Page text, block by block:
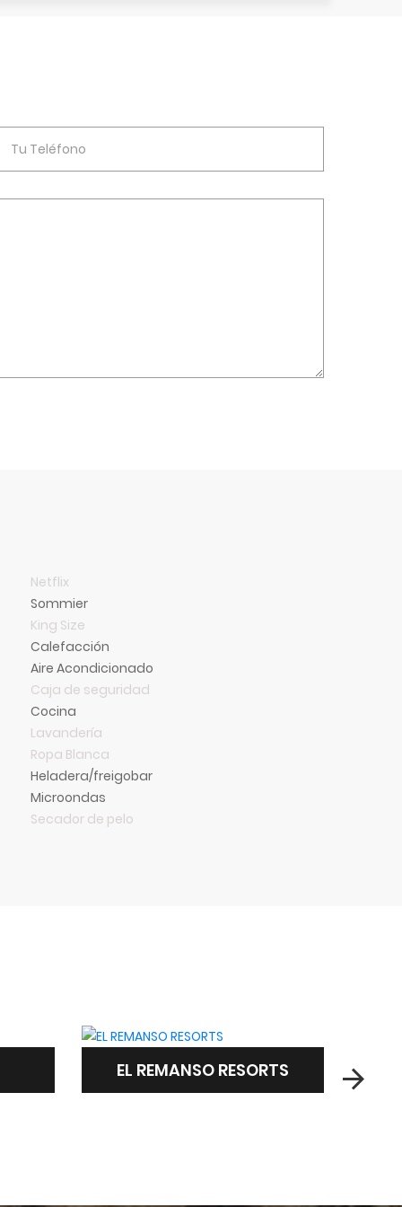
Netflix
Sommier
King Size
Calefacción
Aire Acondicionado
Caja de seguridad
Cocina
Lavandería
Ropa Blanca
Heladera/freigobar
Microondas
Secador de pelo
CABAÑAS DEL CIELO